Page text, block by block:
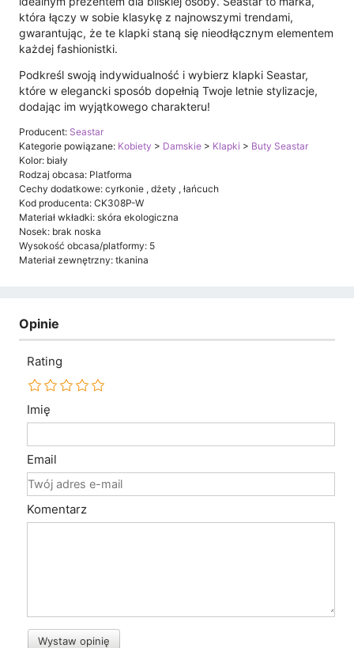
która łączy w sobie klasykę z najnowszymi trendami,
gwarantując, że te klapki staną się nieodłącznym elementem
każdej fashionistki.
Podkreśl swoją indywidualność i wybierz klapki Seastar,
które w elegancki sposób dopełnią Twoje letnie stylizacje,
dodając im wyjątkowego charakteru!
Producent: Seastar
Kategorie powiązane: Kobiety > Damskie > Klapki > Buty Seastar
Kolor: biały
Rodzaj obcasa: Platforma
Cechy dodatkowe: cyrkonie , dżety , łańcuch
Kod producenta: CK308P-W
Materiał wkładki: skóra ekologiczna
Nosek: brak noska
Wysokość obcasa/platformy: 5
Materiał zewnętrzny: tkanina
Opinie
Rating
Imię
Email
Komentarz
Wystaw opinię